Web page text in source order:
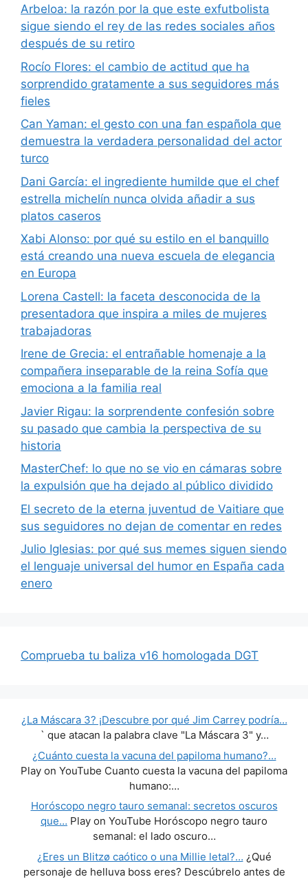
Arbeloa: la razón por la que este exfutbolista
sigue siendo el rey de las redes sociales años
después de su retiro
Rocío Flores: el cambio de actitud que ha
sorprendido gratamente a sus seguidores más
fieles
Can Yaman: el gesto con una fan española que
demuestra la verdadera personalidad del actor
turco
Dani García: el ingrediente humilde que el chef
estrella michelín nunca olvida añadir a sus
platos caseros
Xabi Alonso: por qué su estilo en el banquillo
está creando una nueva escuela de elegancia
en Europa
Lorena Castell: la faceta desconocida de la
presentadora que inspira a miles de mujeres
trabajadoras
Irene de Grecia: el entrañable homenaje a la
compañera inseparable de la reina Sofía que
emociona a la familia real
Javier Rigau: la sorprendente confesión sobre
su pasado que cambia la perspectiva de su
historia
MasterChef: lo que no se vio en cámaras sobre
la expulsión que ha dejado al público dividido
El secreto de la eterna juventud de Vaitiare que
sus seguidores no dejan de comentar en redes
Julio Iglesias: por qué sus memes siguen siendo
el lenguaje universal del humor en España cada
enero
Comprueba tu baliza v16 homologada DGT
¿La Máscara 3? ¡Descubre por qué Jim Carrey podría…
` que atacan la palabra clave "La Máscara 3" y…
¿Cuánto cuesta la vacuna del papiloma humano?…
Play on YouTube Cuanto cuesta la vacuna del papiloma
humano:…
Horóscopo negro tauro semanal: secretos oscuros
que… Play on YouTube Horóscopo negro tauro
semanal: el lado oscuro…
¿Eres un Blitzø caótico o una Millie letal?… ¿Qué
personaje de helluva boss eres? Descúbrelo antes de